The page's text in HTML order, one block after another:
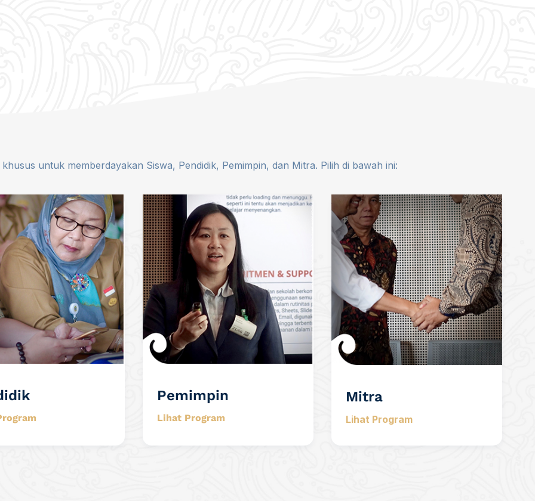
untuk memberdayakan Siswa, Pendidik, Pemimpin, dan Mitra. Pilih di bawah ini:
Pemimpin
Lihat Program
Mitra
Lihat Program